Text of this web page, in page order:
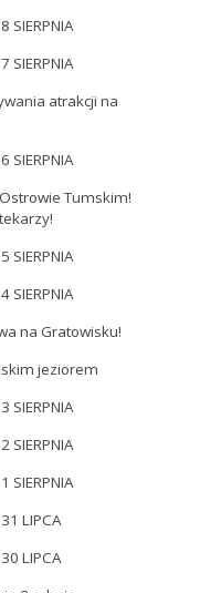
SIERPNIA
SIERPNIA
atrakcji na
SIERPNIA
Tumskim!
SIERPNIA
SIERPNIA
na Gratowisku!
jeziorem
SIERPNIA
SIERPNIA
SIERPNIA
LIPCA
LIPCA